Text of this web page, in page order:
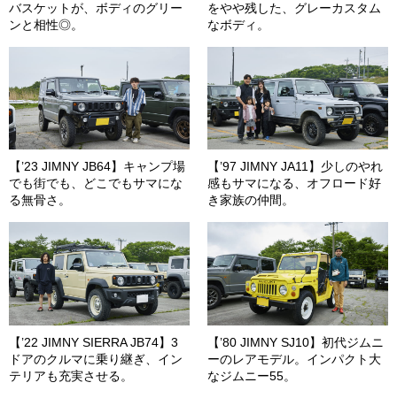
バスケットが、ボディのグリー
ンと相性◎。
をやや残した、グレーカスタム
なボディ。
【’23 JIMNY JB64】キャンプ場
でも街でも、どこでもサマにな
る無骨さ。
【’97 JIMNY JA11】少しのやれ
感もサマになる、オフロード好
き家族の仲間。
【’22 JIMNY SIERRA JB74】3
ドアのクルマに乗り継ぎ、イン
テリアも充実させる。
【’80 JIMNY SJ10】初代ジムニ
ーのレアモデル。インパクト大
なジムニー55。